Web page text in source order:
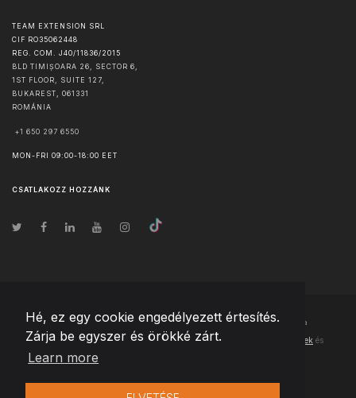
Hé, ez egy cookie engedélyezett értesítés.
Zárja be egyszer és örökké zárt.
Learn more
TEAM EXTENSION SRL
CIF RO35062448
REG. COM. J40/11836/2015
BLD TIMIȘOARA 26, SECTOR 6,
1ST FLOOR, SUITE 127,
BUKAREST
061331
ROMÁNIA
+1 650 297 6550
MON-FRI 09:00-18:00 EET
CSATLAKOZZ HOZZÁNK
© Szerzői jog2026 Team Extension Hungary- Minden jog fenntartva
Changelog ● Ezen webhely használatával elfogadja Használati feltételek és